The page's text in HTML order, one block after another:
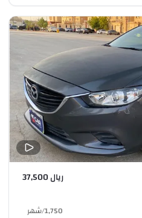
ريال 37,500
1,750
/شهر